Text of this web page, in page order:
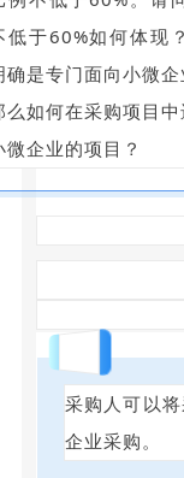
低于60%如何体现
确是专门面向小微
么如何在采购项目
微企业的项目？
采购人可以
企业采购。